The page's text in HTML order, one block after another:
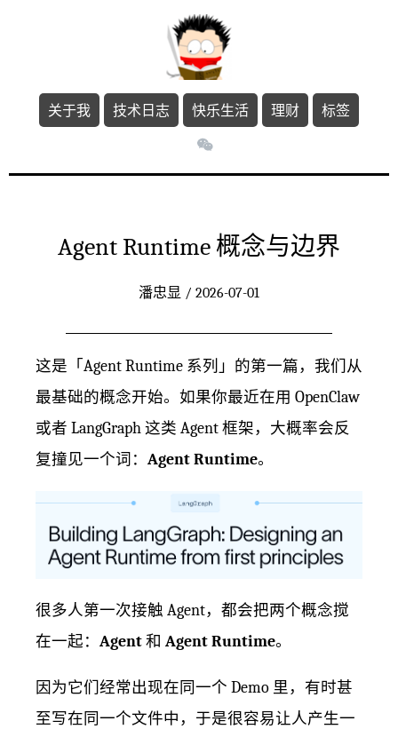
关于我 技术日志 快乐生活 理财 标签
Agent Runtime 概念与边界
潘忠显 / 2026-07-01
这是「Agent Runtime 系列」的第一篇，我们从
最基础的概念开始。如果你最近在用 OpenClaw
或者 LangGraph 这类 Agent 框架，大概率会反
复撞见一个词： Agent Runtime。
很多人第一次接触 Agent，都会把两个概念搅
在一起： Agent 和 Agent Runtime。
因为它们经常出现在同一个 Demo 里，有时甚
至写在同一个文件中，于是很容易让人产生一